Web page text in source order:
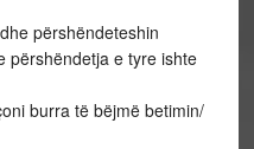
përshëndeteshin
përshëndetja e tyre ishte
burra të bëjmë betimin/